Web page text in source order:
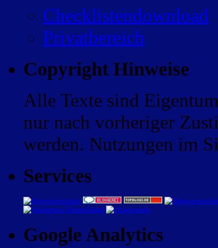
Checklistendownload
Privatbereich
Copyright Hinweise
Alle Texte sind
nur nach vorheriger
werden. Nutzungen im
Services
Google Analytics